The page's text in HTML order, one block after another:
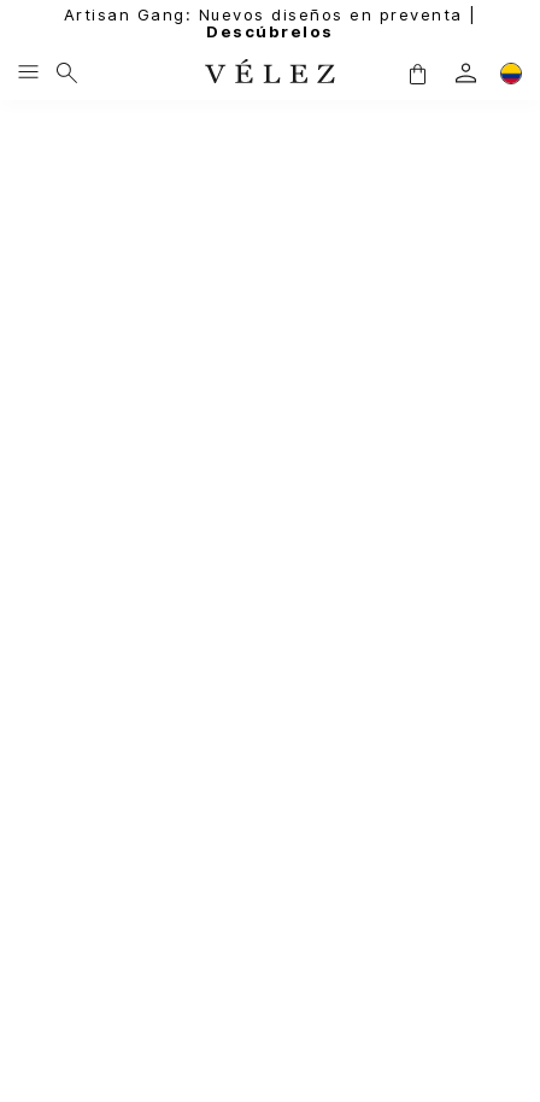
Artisan Gang: Nuevos diseños en preventa |
Descúbrelos